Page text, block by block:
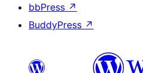
bbPress ↗
BuddyPress ↗